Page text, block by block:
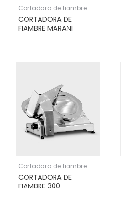
Cortadora de fiambre
CORTADORA DE
FIAMBRE MARANI
Cortadora de fiambre
CORTADORA DE
FIAMBRE 300